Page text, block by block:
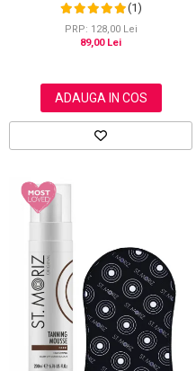
Cream Sefudun, 30 ml
(1)
PRP: 128,00 Lei
89,00 Lei
ADAUGA IN COS